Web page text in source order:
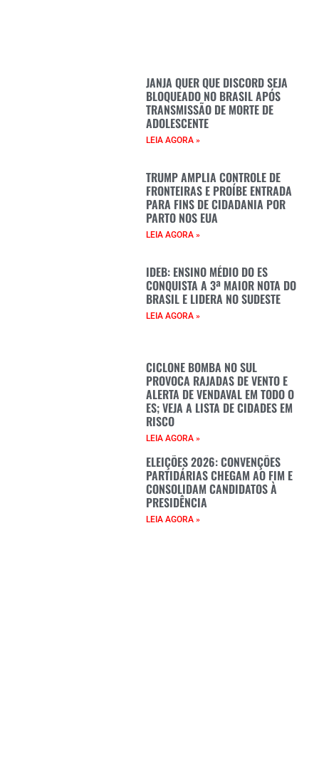
JANJA QUER QUE DISCORD SEJA
BLOQUEADO NO BRASIL APÓS
TRANSMISSÃO DE MORTE DE
ADOLESCENTE
LEIA AGORA »
TRUMP AMPLIA CONTROLE DE
FRONTEIRAS E PROÍBE ENTRADA
PARA FINS DE CIDADANIA POR
PARTO NOS EUA
LEIA AGORA »
IDEB: ENSINO MÉDIO DO ES
CONQUISTA A 3ª MAIOR NOTA DO
BRASIL E LIDERA NO SUDESTE
LEIA AGORA »
CICLONE BOMBA NO SUL
PROVOCA RAJADAS DE VENTO E
ALERTA DE VENDAVAL EM TODO O
ES; VEJA A LISTA DE CIDADES EM
RISCO
LEIA AGORA »
ELEIÇÕES 2026: CONVENÇÕES
PARTIDÁRIAS CHEGAM AO FIM E
CONSOLIDAM CANDIDATOS À
PRESIDÊNCIA
LEIA AGORA »